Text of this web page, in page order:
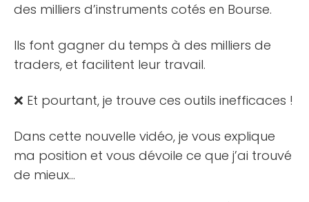
des milliers d’instruments cotés en Bourse.
Ils font gagner du temps à des milliers de
traders, et facilitent leur travail.
❌ Et pourtant, je trouve ces outils inefficaces !
Dans cette nouvelle vidéo, je vous explique
ma position et vous dévoile ce que j’ai trouvé
de mieux…